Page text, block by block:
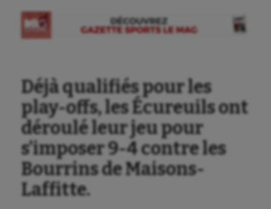
Déjà qualifiés pour les
play-offs, les Écureuils ont
déroulé leur jeu pour
s’imposer 9-4 contre les
Bourrins de Maisons-
Laffitte.